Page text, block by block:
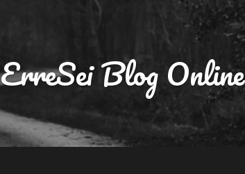
ErreSei Blog Online